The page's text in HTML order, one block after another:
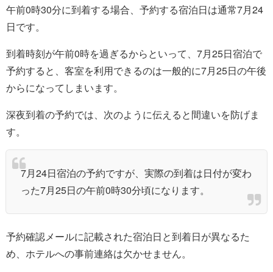
午前0時30分に到着する場合、予約する宿泊日は通常7月24
日です。
到着時刻が午前0時を過ぎるからといって、7月25日宿泊で
予約すると、客室を利用できるのは一般的に7月25日の午後
からになってしまいます。
深夜到着の予約では、次のように伝えると間違いを防げま
す。
7月24日宿泊の予約ですが、実際の到着は日付が変わ
った7月25日の午前0時30分頃になります。
予約確認メールに記載された宿泊日と到着日が異なるた
め、ホテルへの事前連絡は欠かせません。